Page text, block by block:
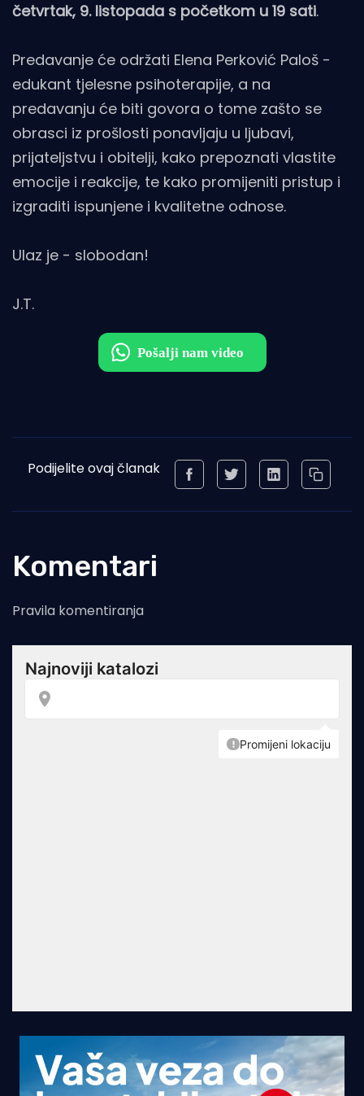
četvrtak, 9. listopada s početkom u 19 sati.
Predavanje će održati Elena Perković Paloš -
edukant tjelesne psihoterapije, a na
predavanju će biti govora o tome zašto se
obrasci iz prošlosti ponavljaju u ljubavi,
prijateljstvu i obitelji, kako prepoznati vlastite
emocije i reakcije, te kako promijeniti pristup i
izgraditi ispunjene i kvalitetne odnose.
Ulaz je - slobodan!
J.T.
Podijelite ovaj članak
Komentari
Pravila komentiranja